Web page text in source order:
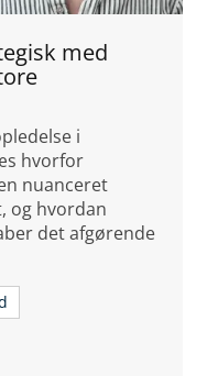
med
i
hvorfor
nuanceret
og hvordan
det afgørende